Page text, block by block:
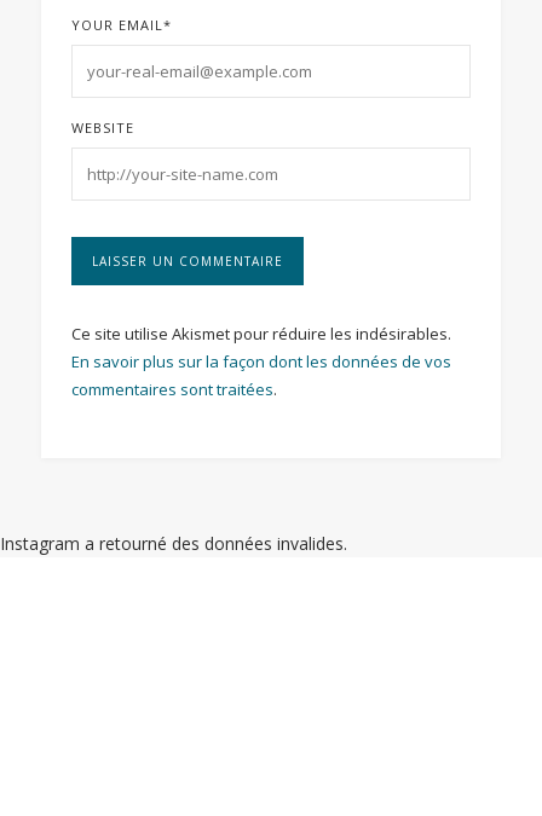
YOUR EMAIL*
WEBSITE
Ce site utilise Akismet pour réduire les indésirables.
En savoir plus sur la façon dont les données de vos
commentaires sont traitées.
Instagram a retourné des données invalides.